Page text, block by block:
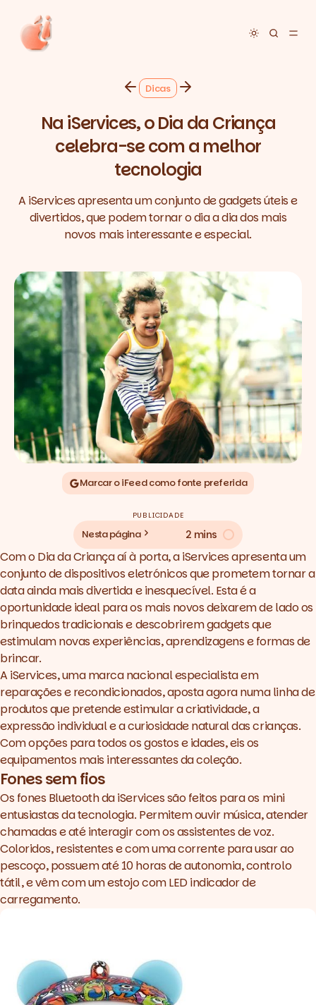
Toggle
Dicas
Na iServices, o Dia da Criança
celebra-se com a melhor
tecnologia
A iServices apresenta um conjunto de gadgets úteis e
divertidos, que podem tornar o dia a dia dos mais
novos mais interessante e especial.
Marcar o iFeed como fonte preferida
PUBLICIDADE
Nesta página 2 mins
Com o Dia da Criança aí à porta, a iServices apresenta um
conjunto de dispositivos eletrónicos que prometem tornar a
data ainda mais divertida e inesquecível. Esta é a
oportunidade ideal para os mais novos deixarem de lado os
brinquedos tradicionais e descobrirem gadgets que
estimulam novas experiências, aprendizagens e formas de
brincar.
A iServices, uma marca nacional especialista em
reparações e recondicionados, aposta agora numa linha de
produtos que pretende estimular a criatividade, a
expressão individual e a curiosidade natural das crianças.
Com opções para todos os gostos e idades, eis os
equipamentos mais interessantes da coleção.
Fones sem fios
Osfones Bluetoothda iServices são feitos para os mini
entusiastas da tecnologia. Permitem ouvir música, atender
chamadas e até interagir com os assistentes de voz.
Coloridos, resistentes e com uma corrente para usar ao
pescoço, possuem até 10 horas de autonomia, controlo
tátil, e vêm com um estojo com LED indicador de
carregamento.